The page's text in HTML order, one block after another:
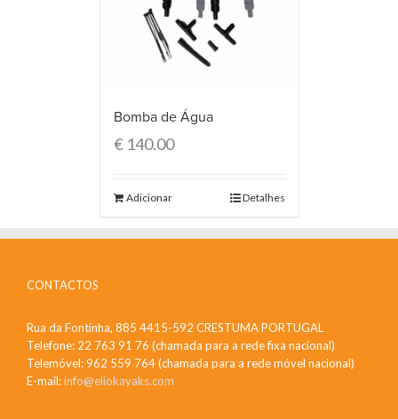
Bomba de Água
€140.00
Adicionar Detalhes
CONTACTOS
Rua da Fontinha, 885 4415-592 CRESTUMA PORTUGAL
Telefone: 22 763 91 76 (chamada para a rede fixa nacional)
Telemóvel: 962 559 764 (chamada para a rede móvel nacional)
E-mail:info@eliokayaks.com